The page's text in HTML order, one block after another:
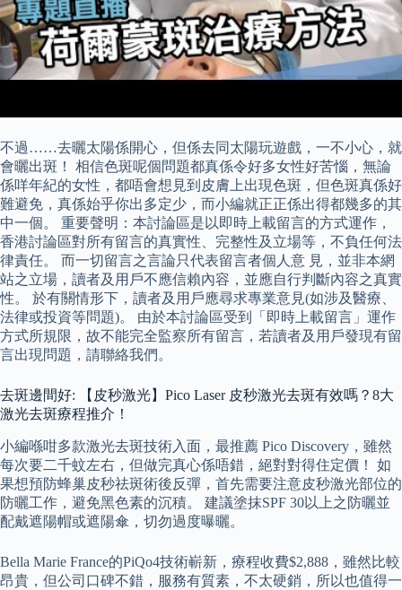
不過……去曬太陽係開心，但係去同太陽玩遊戲，一不小心，就
會曬出斑！ 相信色斑呢個問題都真係令好多女性好苦惱，無論
係咩年紀的女性，都唔會想見到皮膚上出現色斑，但色斑真係好
難避免，真係始乎你出多定少，而小編就正正係出得都幾多的其
中一個。 重要聲明：本討論區是以即時上載留言的方式運作，
香港討論區對所有留言的真實性、完整性及立場等，不負任何法
律責任。 而一切留言之言論只代表留言者個人意 見，並非本網
站之立場，讀者及用戶不應信賴內容，並應自行判斷內容之真實
性。 於有關情形下，讀者及用戶應尋求專業意見(如涉及醫療、
法律或投資等問題)。 由於本討論區受到「即時上載留言」運作
方式所規限，故不能完全監察所有留言，若讀者及用戶發現有留
言出現問題，請聯絡我們。
去斑邊間好: 【皮秒激光】Pico Laser 皮秒激光去斑有效嗎？8大
激光去斑療程推介！
小編喺咁多款激光去斑技術入面，最推薦 Pico Discovery，雖然
每次要二千蚊左右，但做完真心係唔錯，絕對對得住定價！ 如
果想預防蜂巢皮秒祛斑術後反彈，首先需要注意皮秒激光部位的
防曬工作，避免黑色素的沉積。 建議塗抹SPF 30以上之防曬並
配戴遮陽帽或遮陽傘，切勿過度曝曬。
Bella Marie France的PiQo4技術嶄新，療程收費$2,888，雖然比較
昂貴，但公司口碑不錯，服務有質素，不太硬銷，所以也值得一